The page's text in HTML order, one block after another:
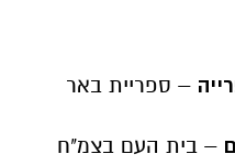
– ספריית באר
– בית העם בצמ"ח